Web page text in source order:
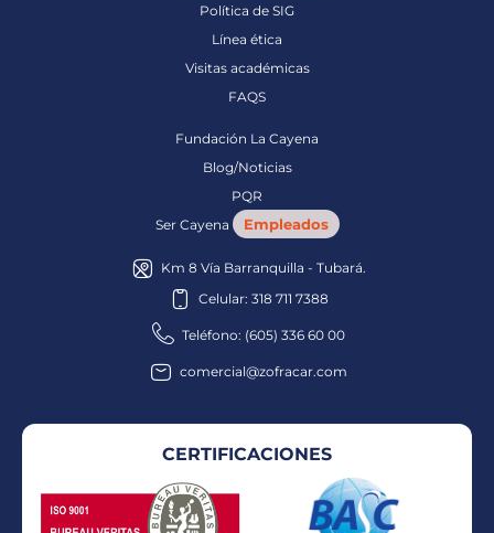
Política de SIG
Línea ética
Visitas académicas
FAQS
Fundación La Cayena
Blog/Noticias
PQR
Ser Cayena
Empleados
Km 8 Vía Barranquilla - Tubará.
Celular: 318 711 7388
Teléfono: (605) 336 60 00
comercial@zofracar.com
CERTIFICACIONES